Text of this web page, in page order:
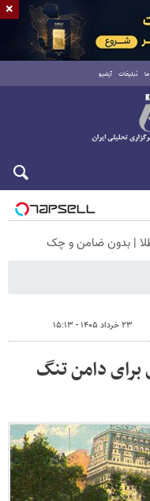
تبلیغات آرشیو
۲۳ خرداد ۱۴۰۵ - ۱۵:۱۳
برای دامن تنگ
×